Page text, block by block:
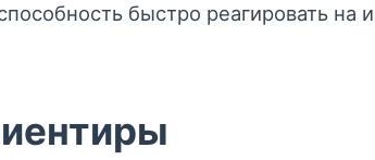
быстро реагировать на